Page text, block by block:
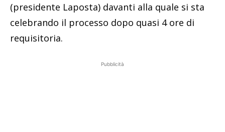
(presidente Laposta) davanti alla quale si sta
celebrando il processo dopo quasi 4 ore di
requisitoria.
Pubblicità